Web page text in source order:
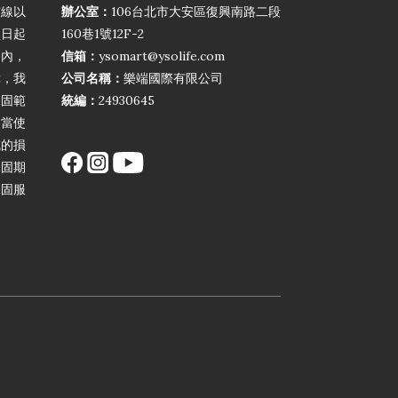
以
起
，
我
範
使
損
期
服
辦公室： 106台北市大安區復興南路二段
160巷1號12F-2
信箱： ysomart@ysolife.com
公司名稱： 樂端國際有限公司
統編： 24930645